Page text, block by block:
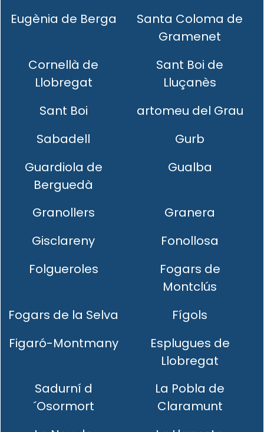
Eugènia de Berga
Santa Coloma de
Gramenet
Cornellà de
Llobregat
Sant Boi de
Lluçanès
Sant Boi
artomeu del Grau
Sabadell
Gurb
Guardiola de
Berguedà
Gualba
Granollers
Granera
Gisclareny
Fonollosa
Folgueroles
Fogars de
Montclús
Fogars de la Selva
Fígols
Figaró-Montmany
Esplugues de
Llobregat
Sadurní d
´Osormort
La Pobla de
Claramunt